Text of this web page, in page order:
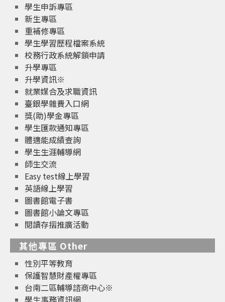
學生申訴專區
新生專區
重補修專區
學生學習歷程檔案系統
校務行政系統解鎖申請
升學專區
升學資訊※
就業媒合及求職資訊
臺銀學雜費入口網
獎(助)學金專區
學生匯款通知專區
體適能成績查詢
學生生涯輔導網
師生交流
Easy test線上學習
英語線上學習
圖書館電子書
圖書館小論文專區
閱讀存摺推廣活動
其他專區 Other
性別平等教育
保護智慧財產權專區
台南二區輔導諮商中心※
學生事務資訊網